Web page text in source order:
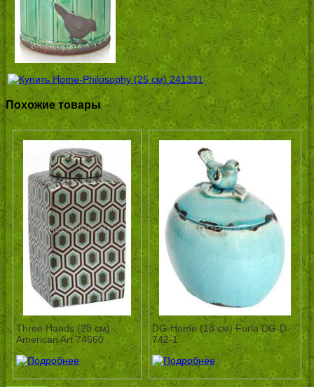
Похожие товары
Three Hands (28 см)
American Art 74660
DG-Home (18 см) Furla DG-D-
742-1